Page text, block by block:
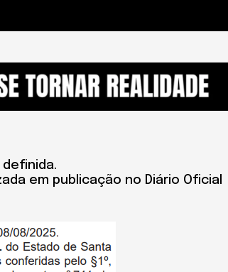
em publicação no Diário Oficial